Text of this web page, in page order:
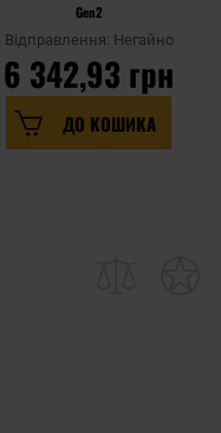
Gen2
Відправлення: Негайно
6 342,93 грн
ДО КОШИКА